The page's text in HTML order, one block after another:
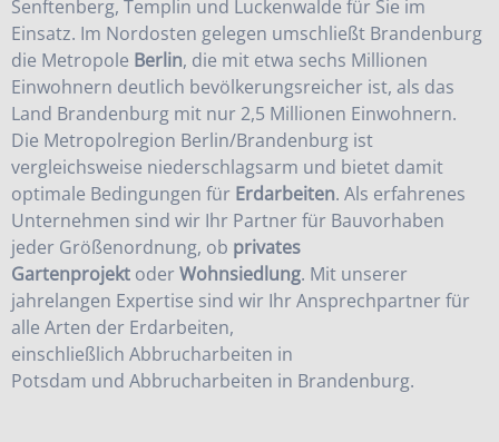
Senftenberg, Templin und Luckenwalde für Sie im
Einsatz. Im Nordosten gelegen umschließt Brandenburg
die Metropole Berlin, die mit etwa sechs Millionen
Einwohnern deutlich bevölkerungsreicher ist, als das
Land Brandenburg mit nur 2,5 Millionen Einwohnern.
Die Metropolregion Berlin/Brandenburg ist
vergleichsweise niederschlagsarm und bietet damit
optimale Bedingungen für Erdarbeiten. Als erfahrenes
Unternehmen sind wir Ihr Partner für Bauvorhaben
jeder Größenordnung, ob privates
Gartenprojekt oderWohnsiedlung. Mit unserer
jahrelangen Expertise sind wir Ihr Ansprechpartner für
alle Arten der Erdarbeiten,
einschließlich Abbrucharbeiten in
Potsdam und Abbrucharbeiten in Brandenburg.